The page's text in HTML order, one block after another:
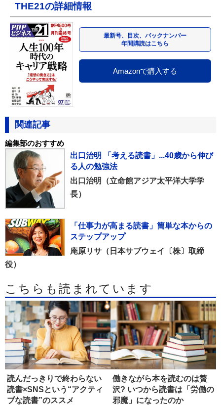
THE21の詳細情報
最新号、目次、バックナンバー
年間購読はこちら
Amazonで購入する
関連記事
編集部のおすすめ
出口治明 「考える読書」...40歳から伸び
る人の勉強法
出口治明（立命館アジア太平洋大学学
長）
「仕事力が高まる読書」簡単な本からの
ステップアップ
庵原リサ（日本サブウェイ〔株〕取締
役）
こちらも読まれています
読んだっきりで終わらない
読書×SNSという“アクティ
ブな読書”のススメ
働きながら本を読むのは贅
沢? いつから読書は「労働の
邪魔」になったのか